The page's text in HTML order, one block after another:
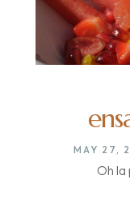
MAY 27,
Oh